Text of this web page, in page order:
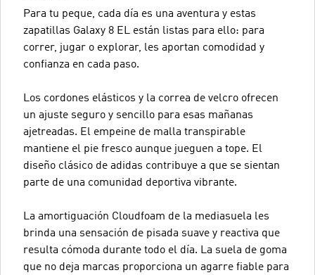
Para tu peque, cada día es una aventura y estas
zapatillas Galaxy 8 EL están listas para ello: para
correr, jugar o explorar, les aportan comodidad y
confianza en cada paso.
Los cordones elásticos y la correa de velcro ofrecen
un ajuste seguro y sencillo para esas mañanas
ajetreadas. El empeine de malla transpirable
mantiene el pie fresco aunque jueguen a tope. El
diseño clásico de adidas contribuye a que se sientan
parte de una comunidad deportiva vibrante.
La amortiguación Cloudfoam de la mediasuela les
brinda una sensación de pisada suave y reactiva que
resulta cómoda durante todo el día. La suela de goma
que no deja marcas proporciona un agarre fiable para